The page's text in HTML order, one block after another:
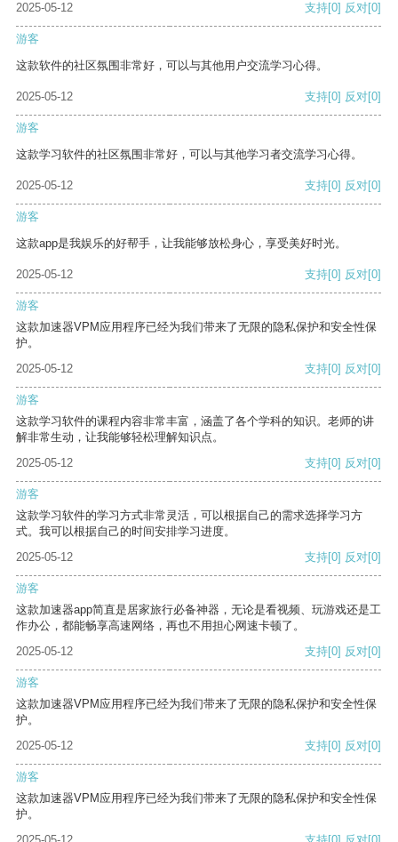
2025-05-12
支持[0] 反对[0]
游客
这款软件的社区氛围非常好，可以与其他用户交流学习心得。
2025-05-12 支持[0] 反对[0]
游客
这款学习软件的社区氛围非常好，可以与其他学习者交流学习心得。
2025-05-12 支持[0] 反对[0]
游客
这款app是我娱乐的好帮手，让我能够放松身心，享受美好时光。
2025-05-12 支持[0] 反对[0]
游客
这款加速器VPM应用程序已经为我们带来了无限的隐私保护和安全性保
护。
2025-05-12
支持[0] 反对[0]
游客
这款学习软件的课程内容非常丰富，涵盖了各个学科的知识。老师的讲
解非常生动，让我能够轻松理解知识点。
2025-05-12
支持[0] 反对[0]
游客
这款学习软件的学习方式非常灵活，可以根据自己的需求选择学习方
式。我可以根据自己的时间安排学习进度。
2025-05-12
支持[0] 反对[0]
游客
这款加速器app简直是居家旅行必备神器，无论是看视频、玩游戏还是工
作办公，都能畅享高速网络，再也不用担心网速卡顿了。
2025-05-12
支持[0] 反对[0]
游客
这款加速器VPM应用程序已经为我们带来了无限的隐私保护和安全性保
护。
2025-05-12
支持[0] 反对[0]
游客
这款加速器VPM应用程序已经为我们带来了无限的隐私保护和安全性保
护。